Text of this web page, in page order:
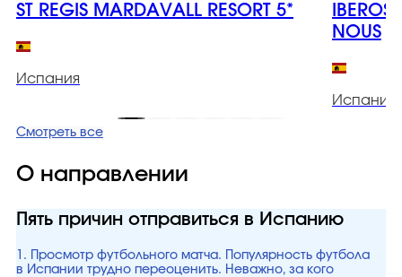
ST REGIS MARDAVALL RESORT 5*
Испания
NOUS
Испания
Смотреть все
О направлении
Пять причин отправиться в Испанию
1. Просмотр футбольного матча. Популярность футбола
в Испании трудно переоценить. Неважно, за кого